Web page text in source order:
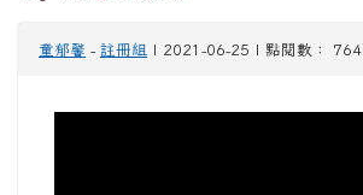
童郁馨 - 註冊組 | 2021-06-25 | 點閱數： 764